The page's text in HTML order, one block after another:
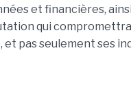
et financières,
qui
et pas seulement ses